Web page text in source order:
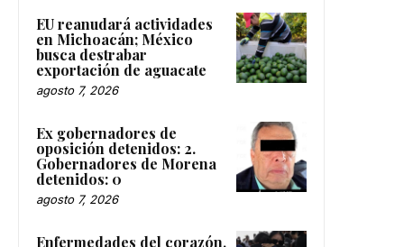
EU reanudará actividades
en Michoacán; México
busca destrabar
exportación de aguacate
agosto 7, 2026
Ex gobernadores de
oposición detenidos: 2.
Gobernadores de Morena
detenidos: 0
agosto 7, 2026
Enfermedades del corazón,